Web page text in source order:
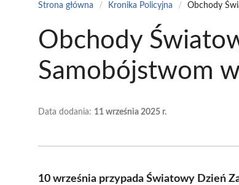
Strona główna / Kronika Policyjna / Obchody
Obchody
Samobójstwom
Data dodania: 11 września 2025 r.
10 września przypada Światowy Dzień